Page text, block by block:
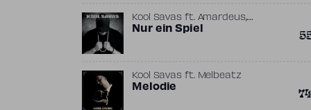
Kool Savas ft. Amardeus,
Melbeatz
Nur ein Spiel
Kool Savas ft. Melbeatz
Melodie